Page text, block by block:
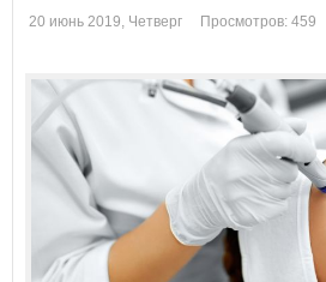
20 июнь 2019, Четверг Просмотров: 459